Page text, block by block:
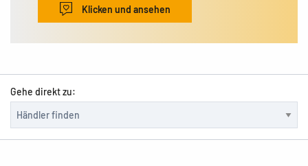
Klicken und ansehen
Gehe direkt zu: